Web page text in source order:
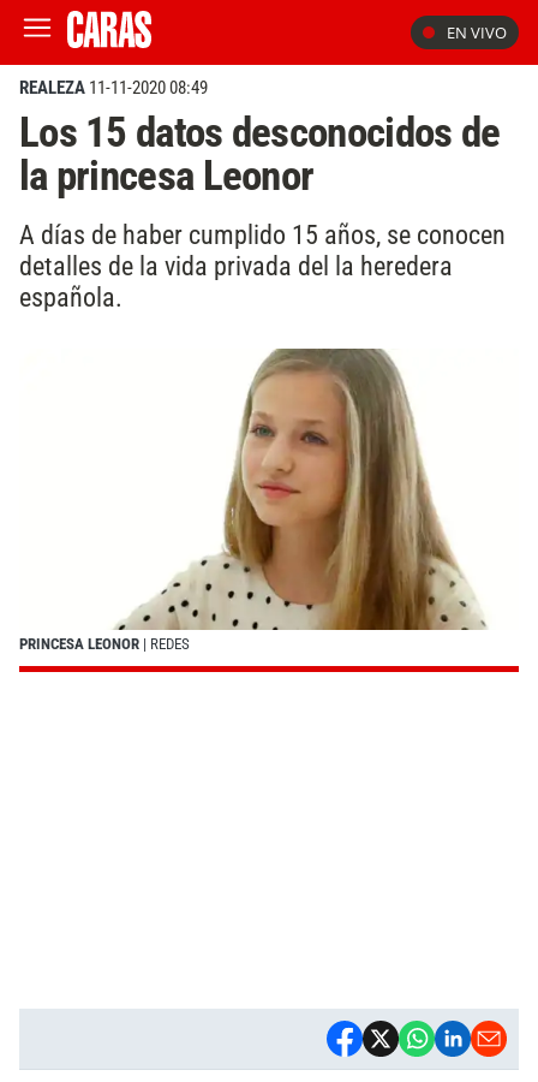
EN VIVO
REALEZA 11-11-2020 08:49
Los 15 datos desconocidos de
la princesa Leonor
A días de haber cumplido 15 años, se conocen
detalles de la vida privada del la heredera
española.
PRINCESA LEONOR | REDES